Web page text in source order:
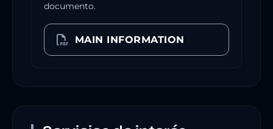
documento.
MAIN INFORMATION